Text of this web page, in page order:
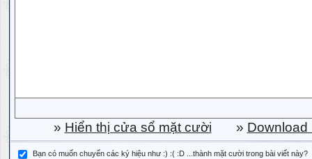
» Hiển thị cửa sổ mặt cười » Download
Bạn có muốn chuyển các ký hiệu như :) :( :D ...thành mặt cười trong bài viết này?